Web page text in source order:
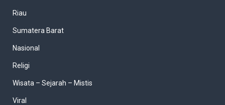
Riau
Sumatera Barat
Nasional
Religi
Wisata – Sejarah – Mistis
Viral